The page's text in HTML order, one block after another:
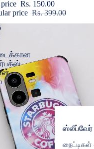
ஸ்லீப்வேர்
price Rs. 150.00
price Rs. 399.00